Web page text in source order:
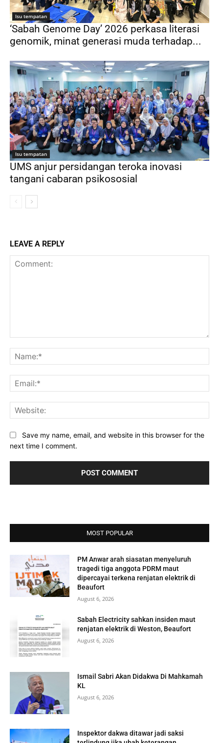
Isu tempatan
‘Sabah Genome Day’ 2026 perkasa literasi
genomik, minat generasi muda terhadap...
Isu tempatan
UMS anjur persidangan teroka inovasi
tangani cabaran psikososial
LEAVE A REPLY
Save my name, email, and website in this browser for the
next time I comment.
MOST POPULAR
PM Anwar arah siasatan menyeluruh
tragedi tiga anggota PDRM maut
dipercayai terkena renjatan elektrik di
Beaufort
August 6, 2026
Sabah Electricity sahkan insiden maut
renjatan elektrik di Weston, Beaufort
August 6, 2026
Ismail Sabri Akan Didakwa Di Mahkamah
KL
August 6, 2026
Inspektor dakwa ditawar jadi saksi